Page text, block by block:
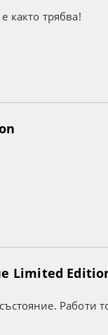
както трябва!
Limited
Работи